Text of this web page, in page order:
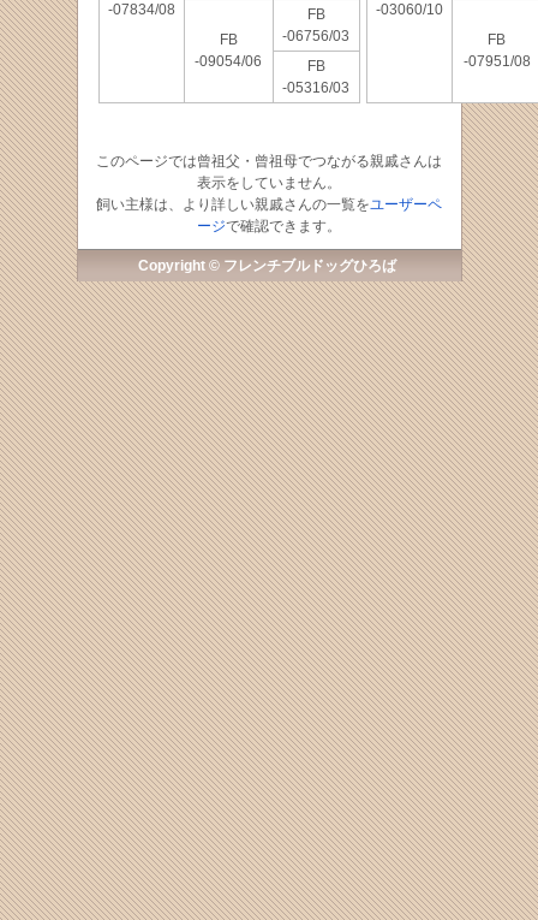
-07834/08
FB
-09054/06
FB
-06756/03
FB
-05316/03
-03060/10
FB
-07951/08
このページでは曾祖父・曾祖母でつながる親戚さんは
表示をしていません。
飼い主様は、より詳しい親戚さんの一覧をユーザーペ
ージで確認できます。
Copyright © フレンチブルドッグひろば